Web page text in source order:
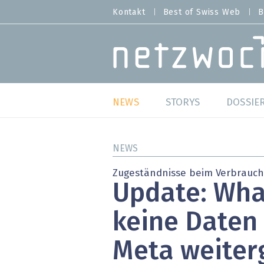
zum
MENU
Kontakt Best of Swiss Web
MAIN NAVIGATION
NEWS
Studien
Meinungen
Hands-on
STORYS
Best
SAP
NEWS
Zugeständnisse beim
Update:
keine
Meta